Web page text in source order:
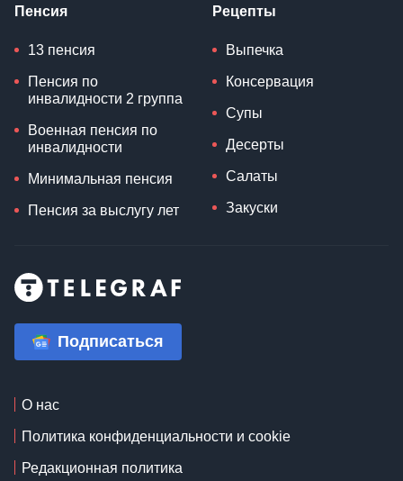
Пенсия
13 пенсия
Пенсия по
инвалидности 2 группа
Военная пенсия по
инвалидности
Минимальная пенсия
Пенсия за выслугу лет
Рецепты
Выпечка
Консервация
Супы
Десерты
Салаты
Закуски
Подписаться
О нас
Политика конфиденциальности и cookie
Редакционная политика